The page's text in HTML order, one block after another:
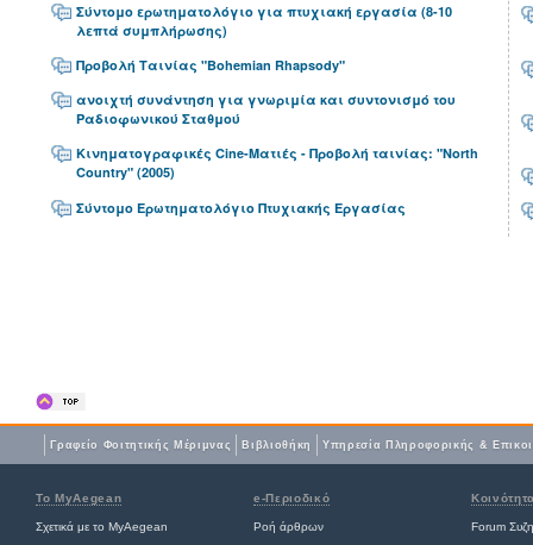
Σύντομο ερωτηματολόγιο για πτυχιακή εργασία (8-10
λεπτά συμπλήρωσης)
Προβολή Ταινίας "Bohemian Rhapsody"
ανοιχτή συνάντηση για γνωριμία και συντονισμό του
Ραδιοφωνικού Σταθμού
Κινηματογραφικές Cine-Ματιές - Προβολή ταινίας: "North
Country" (2005)
Σύντομο Ερωτηματολόγιο Πτυχιακής Εργασίας
Γραφείο Φοιτητικής Μέριμνας Βιβλιοθήκη Yπηρεσία Πληροφορικής &
Το MyAegean e-Περιοδικό
Σχετικά με το MyAegean Ροή άρθρων Forum